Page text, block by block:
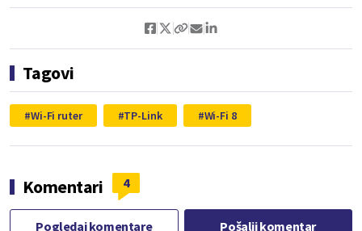
Tagovi
Wi-Fi ruter TP-Link Wi-Fi 8
Komentari 4
Pogledaj komentare Pošalji komentar